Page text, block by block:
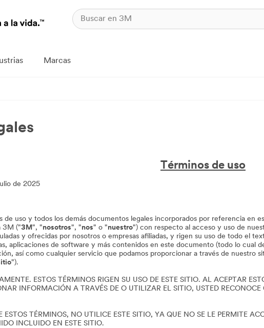
Marcas
Términos de uso
de 2025
de uso y todos los demás documentos legales incorporados por referencia en
3M ("3M", "nosotros", "nos" o "nuestro") con respecto al acceso y uso de
y ofrecidas por nosotros o empresas afiliadas, y rigen su uso de todo el
aplicaciones de software y más contenidos en este documento (todo lo cual
así como cualquier servicio que podamos proporcionar a través de nuestro
").
ESTOS TÉRMINOS RIGEN SU USO DE ESTE SITIO. AL ACEPTAR
INFORMACIÓN A TRAVÉS DE O UTILIZAR EL SITIO, USTED
TÉRMINOS, NO UTILICE ESTE SITIO, YA QUE NO SE LE PERMITE
INCLUIDO EN ESTE SITIO.